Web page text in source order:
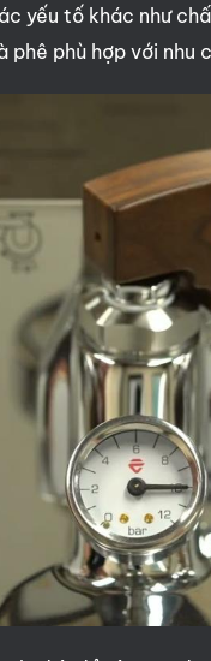
yếu tố khác như
phù hợp với nhu